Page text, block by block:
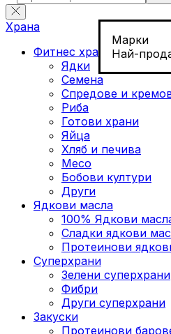
Марки
Най-
Храна
Фитнес храна
Ядки
Семена
Спредове и
Риба
Готови храни
Яйца
Хляб и печива
Месо
Бобови култури
Други
Ядкови масла
100% Ядкови
Сладки ядкови
Протеинови
Суперхрани
Зелени суперхрани
Фибри
Други суперхрани
3акуски
Протеинови